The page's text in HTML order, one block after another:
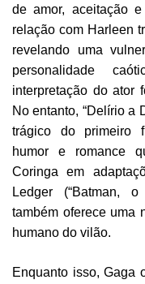
de amor, aceitação
relação com Harleen
revelando uma
personalidade
interpretação do ator
No entanto, “Delírio a
trágico do primeiro
humor e romance
Coringa em
Ledger (“Batman,
também oferece uma
humano do vilão.
Enquanto isso, Gaga